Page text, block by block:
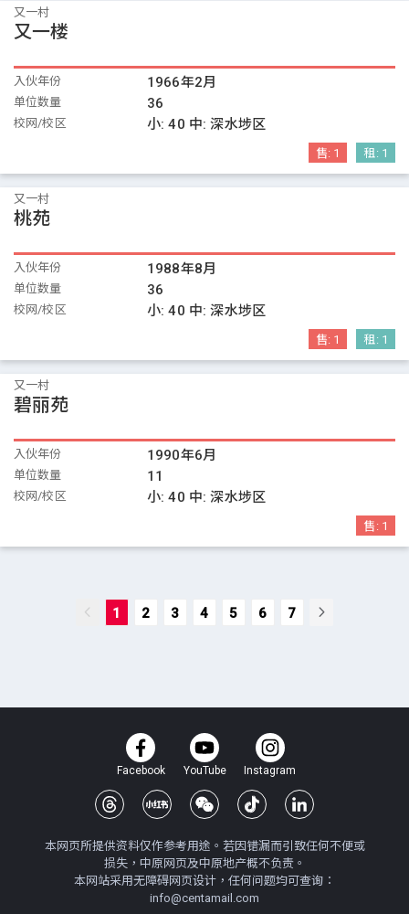
又一村
又一楼
入伙年份 1966年2月
单位数量 36
校网/校区 小:40 中:深水埗区
售: 1 租: 1
又一村
桃苑
入伙年份 1988年8月
单位数量 36
校网/校区 小:40 中:深水埗区
售: 1 租: 1
又一村
碧丽苑
入伙年份 1990年6月
单位数量 11
校网/校区 小:40 中:深水埗区
售: 1
1 2 3 4 5 6 7
Facebook YouTube Instagram
本网页所提供资料仅作参考用途。若因错漏而引致任何不便或
损失，中原网页及中原地产概不负责。
本网站采用无障碍网页设计，任何问题均可查询：
info@centamail.com